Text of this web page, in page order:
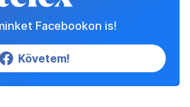
Facebookon is!
Követem!